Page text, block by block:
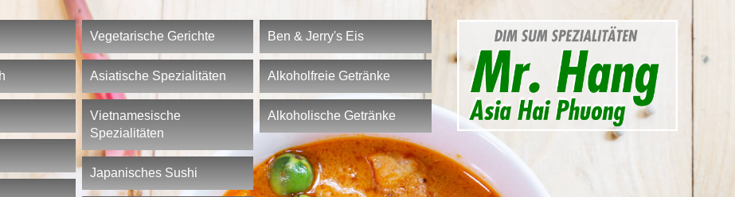
Vegetarische Gerichte
Asiatische Spezialitäten
Vietnamesische
Spezialitäten
Japanisches Sushi
Ben & Jerry's Eis
Alkoholfreie Getränke
Alkoholische Getränke